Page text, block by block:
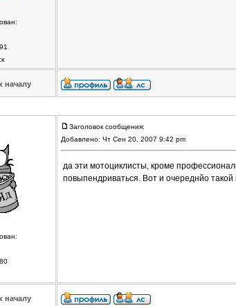
началу
Заголовок сообщения:
Добавлено: Чт Сен 20, 2007 9:42 pm
да эти мотоциклисты, кроме
повыпендриваться. Вот и очереднйо
началу